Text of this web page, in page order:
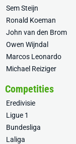
Sem Steijn
Ronald Koeman
John van den Brom
Owen Wijndal
Marcos Leonardo
Michael Reiziger
Competities
Eredivisie
Ligue 1
Bundesliga
Laliga